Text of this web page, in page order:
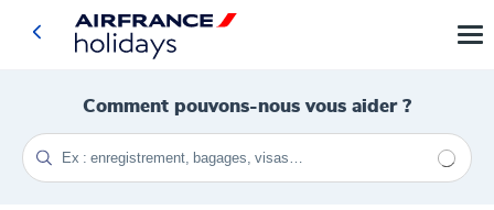
Comment pouvons-nous vous aider ?